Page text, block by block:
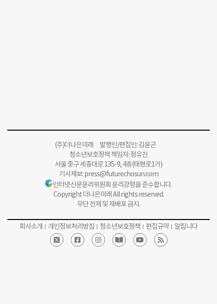
(주)더나은미래 발행인/편집인: 김윤곤
청소년보호정책 책임자: 정유진
서울 중구 세종대로 135-9, 4층(태평로1가)
기사제보:press@futurechosun.com
인터넷신문윤리위원회 윤리강령을 준수합니다.
Copyright 더나은미래 All rights reserved.
무단 전재 및 재배포 금지.
회사소개 개인정보처리방침 청소년보호정책 편집규약 알립니다